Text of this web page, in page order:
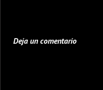
Deja un comentario